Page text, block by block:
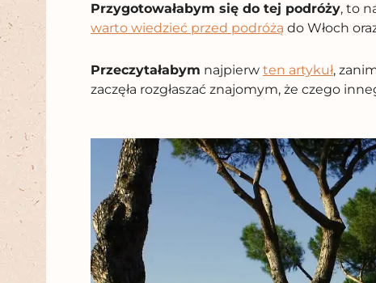
Przygotowałabym się do tej podróży, to
warto wiedzieć przed podróżą do Włoch
Przeczytałabym najpierw ten artykuł,
zaczęła rozgłaszać znajomym, że czego